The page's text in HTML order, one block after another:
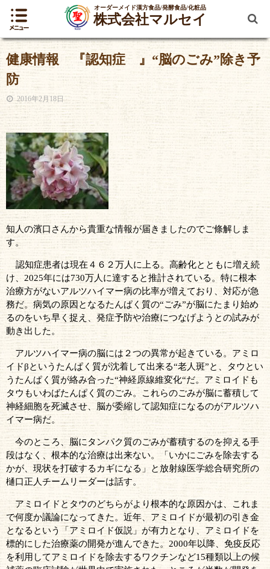
オーダーメイド漢方食品/発酵食品/化粧品
株式会社マルセイ
健康情報 『認知症 』“脳のごみ”除き予
防
2016年2月18日
知人の濱口さんから貴重な情報が届きましたのでご條解しま
す。
認知症患者は現在４６２万人に上る。高齢化とともに増え続
け、 2025年には730万人に達すると推計されている。特に根本
治療方がないアルツハイマー病の比率が増えており、対応が急
務だ。病気の原因となるたんぱく質の“ごみ”が脳にたまり始め
るのをいち早く捉え、発症予防や治療につなげようとの試みが
動き出した。
アルツハイマー病の脳には２つの異常が起きている。アミロ
イドβというたんぱく質が沈着して出来る“老人斑”と、タウとい
うたんぱく質が絡み合った“神経原線維変化“だ。アミロイドも
タウもいわばたんぱく質のごみ。これらのごみが脳に蓄積して
神経細胞を死滅させ、脳が委縮して認知症になるのがアルツハ
イマー病だ。
今のところ、脳にタンパク質のごみが蓄積するのを抑える手
段はなく、根本的な治療は出来ない。「いかにごみを除去する
かが、現状を打破するカギになる」と放射線医学総合研究所の
樋口正人チームリーダーは話す。
アミロイドとタウのどちらがより根本的な原因かは、これま
で何度か議論になってきた。近年、アミロイドが最初の引き金
となるという「アミロイド仮説」が有力となり、アミロイドを
標的にした治療薬の開発が進んできた。 2000年以降、免疫反応
を利用してアミロイドを除去するワクチンなど15種類以上の候